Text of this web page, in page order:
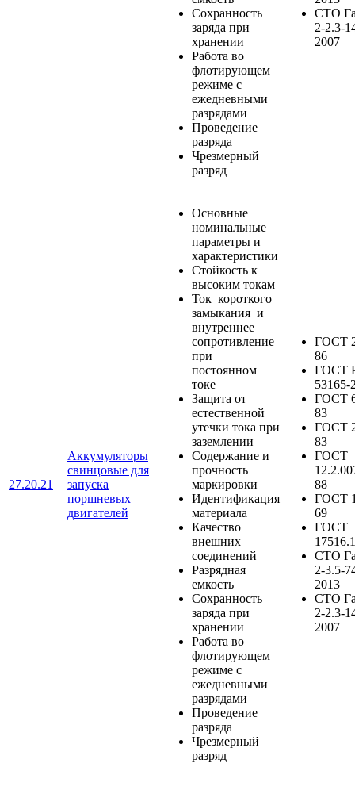
Сохранность
заряда при
хранении
Работа во
флотирующем
режиме с
ежедневными
разрядами
Проведение
разряда
Чрезмерный
разряд
СТО
2-2.3-
2007
27.20.21
Аккумуляторы
свинцовые для
запуска
поршневых
двигателей
Основные
номинальные
параметры и
характеристики
Стойкость к
высоким токам
Ток короткого
замыкания и
внутреннее
сопротивление
при
постоянном
токе
Защита от
естественной
утечки тока при
заземлении
Содержание и
прочность
маркировки
Идентификация
материала
Качество
внешних
соединений
Разрядная
емкость
Сохранность
заряда при
хранении
Работа во
флотирующем
режиме с
ежедневными
разрядами
Проведение
разряда
Чрезмерный
разряд
ГОСТ
86
ГОСТ
53165-
ГОСТ
83
ГОСТ
83
ГОСТ
88
ГОСТ
69
ГОСТ
СТО
2-3.5-
2013
СТО
2-2.3-
2007